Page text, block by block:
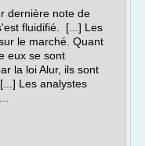
dernière note de
fluidifié. [...] Les
le marché. Quant
eux se sont
la loi Alur, ils sont
Les analystes